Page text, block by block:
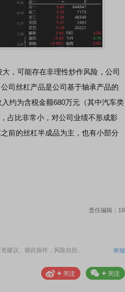
，可能存在非理性炒作风险，公司
司丝杠产品是公司基于轴承产品的
约为含税金额680万元（其中汽车类
占比非常小，对公司业绩不形成影
前的丝杠半成品为主，也有小部分
责任编辑：18
建议。据此操作，风险自担。 举报